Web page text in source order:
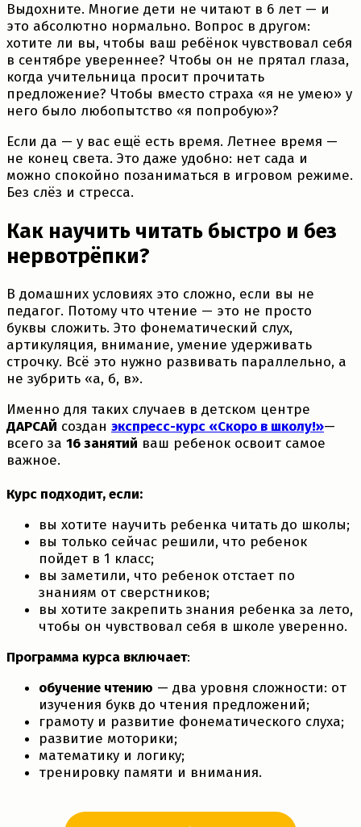
Выдохните. Многие дети не читают в 6 лет — и
это абсолютно нормально. Вопрос в другом:
хотите ли вы, чтобы ваш ребёнок чувствовал себя
в сентябре увереннее? Чтобы он не прятал глаза,
когда учительница просит прочитать
предложение? Чтобы вместо страха «я не умею» у
него было любопытство «я попробую»?
Если да — у вас ещё есть время. Летнее время —
не конец света. Это даже удобно: нет сада и
можно спокойно позаниматься в игровом режиме.
Без слёз и стресса.
Как научить читать быстро и без
нервотрёпки?
В домашних условиях это сложно, если вы не
педагог. Потому что чтение — это не просто
буквы сложить. Это фонематический слух,
артикуляция, внимание, умение удерживать
строчку. Всё это нужно развивать параллельно, а
не зубрить «а, б, в».
Именно для таких случаев в детском центре
ДАРСАЙ создан экспресс-курс «Скоро в школу!»—
всего за 16 занятий ваш ребенок освоит самое
важное.
Курс подходит, если:
вы хотите научить ребенка читать до школы;
вы только сейчас решили, что ребенок
пойдет в 1 класс;
вы заметили, что ребенок отстает по
знаниям от сверстников;
вы хотите закрепить знания ребенка за лето,
чтобы он чувствовал себя в школе уверенно.
Программа курса включает:
обучение чтению — два уровня сложности: от
изучения букв до чтения предложений;
грамоту и развитие фонематического слуха;
развитие моторики;
математику и логику;
тренировку памяти и внимания.